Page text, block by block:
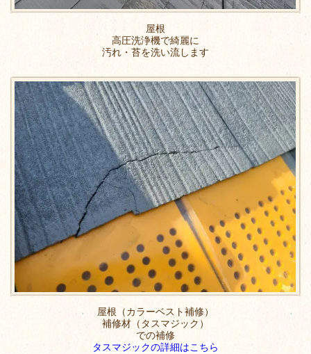
屋根
高圧洗浄機で綺麗に
汚れ・苔を洗い流します
屋根（カラーベスト補修）
補修材（タスマジック）
での補修
タスマジックの詳細はこちら